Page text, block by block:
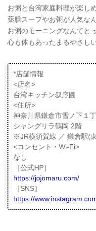
お粥と台湾家庭料理が楽し
薬膳スープやお粥が人気な
お粥のモーニングなんてと
心も体もあったまるやさし
*店舗情報
<店名>
台湾キッチン叙序圓
<住所>
神奈川県鎌倉市雪ノ下１
シャングリラ鶴岡 2階
※JR横須賀線 ／ 鎌倉駅(
<コンセント・Wi-Fi>
なし
［公式HP］
https://jojomaru.com/
［SNS］
https://